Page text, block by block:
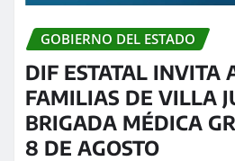
GOBIERNO DEL ESTADO
DIF ESTATAL INVITA
FAMILIAS DE VILLA
BRIGADA MÉDICA
8 DE AGOSTO